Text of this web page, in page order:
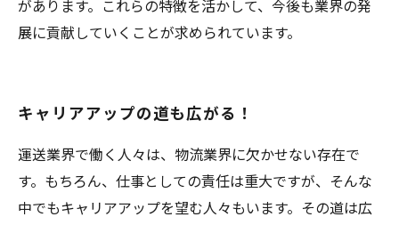
があります。これらの特徴を活かして、今後も業界の発
展に貢献していくことが求められています。
キャリアアップの道も広がる！
運送業界で働く人々は、物流業界に欠かせない存在で
す。もちろん、仕事としての責任は重大ですが、そんな
中でもキャリアアップを望む人々もいます。その道は広